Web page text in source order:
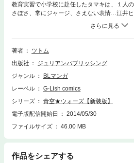
教育実習で小学校に赴任したタマキは、１人
さぼさ、常にジャージ、さえない表情…江井
ク！なのに、ヒデオの姉であり、自分の担当
で、突然同居することになって――！？先輩教
な恋の教育実習♪
著者
ツトム
出版社
ジュリアンパブリッシング
ジャンル
BLマンガ
レーベル
G-Lish comics
シリーズ
青空★ウォーズ【新装版】
電子版配信開始日
2014/05/30
ファイルサイズ
46.00 MB
作品をシェアする